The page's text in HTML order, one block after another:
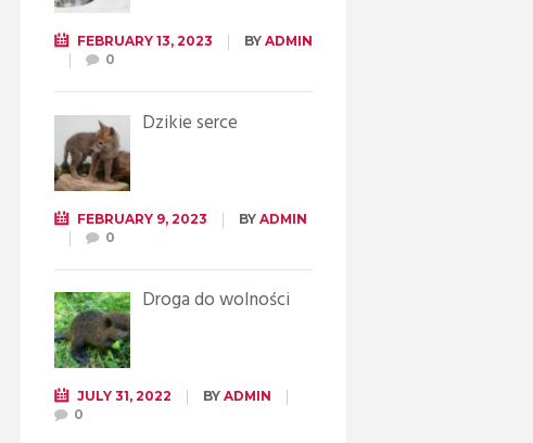
FEBRUARY 13, 2023 BY ADMIN
0
Dzikie serce
FEBRUARY 9, 2023 BY ADMIN
0
Droga do wolności
JULY 31, 2022 BY ADMIN
0